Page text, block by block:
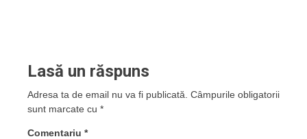
Lasă un răspuns
Adresa ta de email nu va fi publicată. Câmpurile obligatorii
sunt marcate cu *
Comentariu *